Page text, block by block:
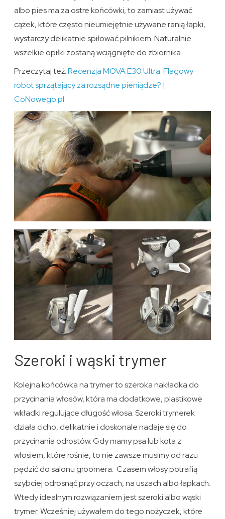
albo pies ma za ostre końcówki, to zamiast używać
cążek, które często nieumiejętnie używane ranią łapki,
wystarczy delikatnie spiłować pilnikiem. Naturalnie
wszelkie opiłki zostaną wciągnięte do zbiornika.
Przeczytaj też:Recenzja MOVA E30 Ultra. Flagowy
robot sprzątający za rozsądne pieniądze? |
CoNowego.pl
Szeroki i wąski trymer
Kolejna końcówka na trymer to szeroka nakładka do
przycinania włosów, która ma dodatkowe, plastikowe
wkładki regulujące długość włosa. Szeroki trymerek
działa cicho, delikatnie i doskonale nadaje się do
przycinania odrostów. Gdy mamy psa lub kota z
włosiem, które rośnie, to nie zawsze musimy od razu
pędzić do salonu groomera. Czasem włosy potrafią
szybciej odrosnąć przy oczach, na uszach albo łapkach.
Wtedy idealnym rozwiązaniem jest szeroki albo wąski
trymer. Wcześniej używałem do tego nożyczek, które